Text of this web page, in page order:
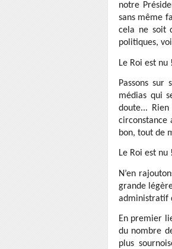
notre
sans même
cela ne soit
politiques,
Le Roi est nu !
Passons
médias qui
doute...
circonstance
bon, tout de
Le Roi est nu !
N’en
grande
administratif
En premier
du nombre
plus